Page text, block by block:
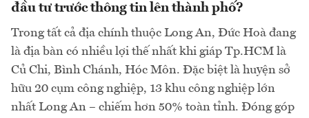
đầu tư trước thông tin lên thành phố?
Trong tất cả địa chính thuộc Long An, Đức Hoà đang
là địa bàn có nhiều lợi thế nhất khi giáp Tp.HCM là
Củ Chi, Bình Chánh, Hóc Môn. Đặc biệt là huyện sở
hữu 20 cụm công nghiệp, 13 khu công nghiệp lớn
nhất Long An – chiếm hơn 50% toàn tỉnh. Đóng góp